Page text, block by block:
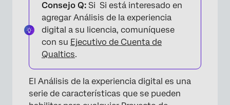
Consejo Q: Si Si está interesado en
agregar Análisis de la experiencia
digital a su licencia, comuníquese
con su Ejecutivo de Cuenta de
Qualtics.
El Análisis de la experiencia digital es una
serie de características que se pueden